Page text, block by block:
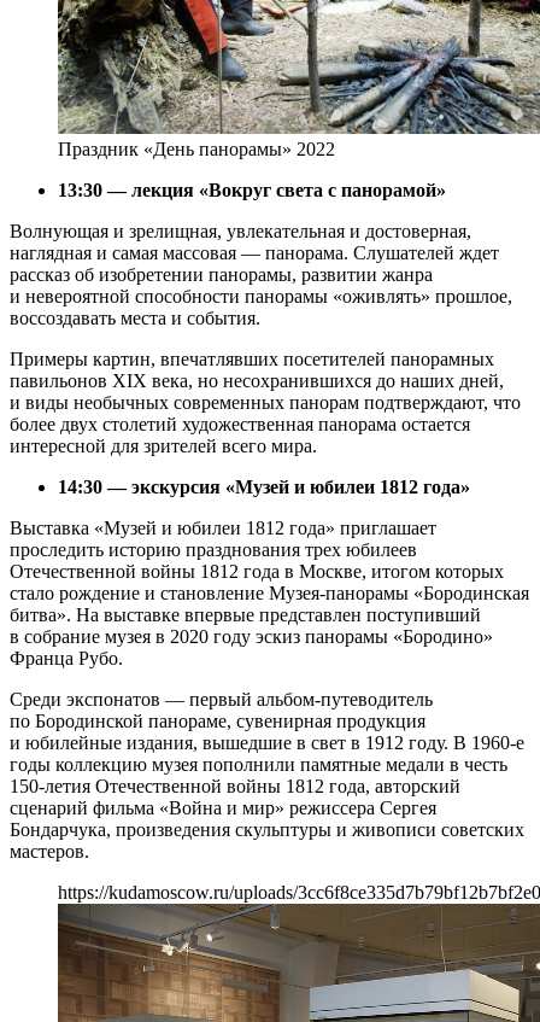
Праздник «День панорамы» 2022
13:30 — лекция «Вокруг света с панорамой»
Волнующая и зрелищная, увлекательная и достоверная,
наглядная и самая массовая — панорама. Слушателей ждет
рассказ об изобретении панорамы, развитии жанра
и невероятной способности панорамы «оживлять» прошлое,
воссоздавать места и события.
Примеры картин, впечатлявших посетителей панорамных
павильонов XIX века, но несохранившихся до наших дней,
и виды необычных современных панорам подтверждают, что
более двух столетий художественная панорама остается
интересной для зрителей всего мира.
14:30 — экскурсия «Музей и юбилеи 1812 года»
Выставка «Музей и юбилеи 1812 года» приглашает
проследить историю празднования трех юбилеев
Отечественной войны 1812 года в Москве, итогом которых
стало рождение и становление Музея-панорамы «Бородинская
битва». На выставке впервые представлен поступивший
в собрание музея в 2020 году эскиз панорамы «Бородино»
Франца Рубо.
Среди экспонатов — первый альбом-путеводитель
по Бородинской панораме, сувенирная продукция
и юбилейные издания, вышедшие в свет в 1912 году. В 1960-е
годы коллекцию музея пополнили памятные медали в честь
150-летия Отечественной войны 1812 года, авторский
сценарий фильма «Война и мир» режиссера Сергея
Бондарчука, произведения скульптуры и живописи советских
мастеров.
https://kudamoscow.ru/uploads/